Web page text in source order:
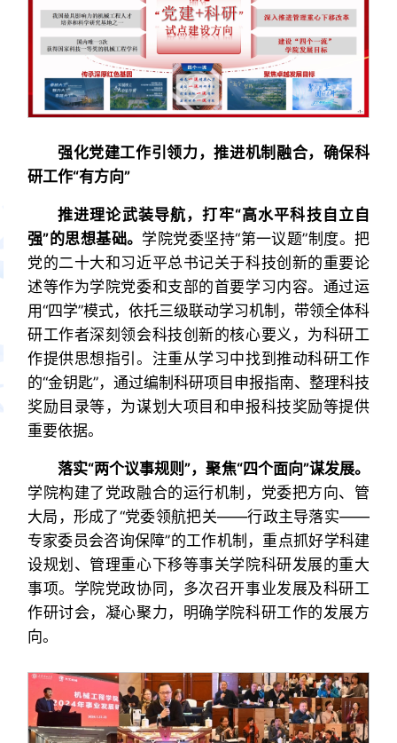
强化党建工作引领力，推进机制融合，确保科
研工作“有方向”
推进理论武装导航，打牢“高水平科技自立自
强”的思想基础。 学院党委坚持“第一议题”制度。把
党的二十大和习近平总书记关于科技创新的重要论
述等作为学院党委和支部的首要学习内容。通过运
用“四学”模式，依托三级联动学习机制，带领全体科
研工作者深刻领会科技创新的核心要义，为科研工
作提供思想指引。注重从学习中找到推动科研工作
的“金钥匙”，通过编制科研项目申报指南、整理科技
奖励目录等，为谋划大项目和申报科技奖励等提供
重要依据。
落实“两个议事规则”，聚焦“四个面向”谋发展。
学院构建了党政融合的运行机制，党委把方向、管
大局，形成了“党委领航把关——行政主导落实——
专家委员会咨询保障”的工作机制，重点抓好学科建
设规划、管理重心下移等事关学院科研发展的重大
事项。学院党政协同，多次召开事业发展及科研工
作研讨会，凝心聚力，明确学院科研工作的发展方
向。